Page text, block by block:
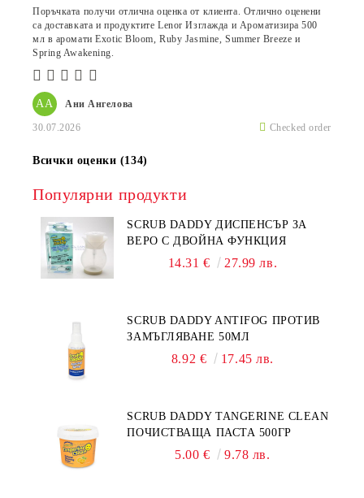
АА Ани Ангелова
30.07.2026 Checked order
Поръчката получи отлична оценка от клиента. Отлично оценени
са доставката и продуктите Lenor Изглажда и Ароматизира 500
мл в аромати Exotic Bloom, Ruby Jasmine, Summer Breeze и
Spring Awakening.
Всички оценки (134)
Популярни продукти
SCRUB DADDY ДИСПЕНСЪР ЗА
ВЕРО С ДВОЙНА ФУНКЦИЯ
14.31 € 27.99 лв.
SCRUB DADDY ANTIFOG ПРОТИВ
ЗАМЪГЛЯВАНЕ 50МЛ
8.92 € 17.45 лв.
SCRUB DADDY TANGERINE CLEAN
ПОЧИСТВАЩА ПАСТА 500ГР
5.00 € 9.78 лв.